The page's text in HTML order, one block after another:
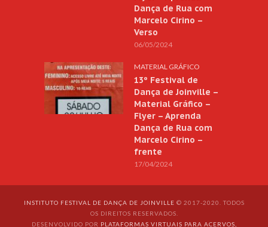
Dança de Rua com
Marcelo Cirino –
Verso
06/05/2024
MATERIAL GRÁFICO
13º Festival de
Dança de Joinville –
Material Gráfico –
Flyer – Aprenda
Dança de Rua com
Marcelo Cirino –
frente
17/04/2024
INSTITUTO FESTIVAL DE DANÇA DE JOINVILLE © 2017-2020. TODOS
OS DIREITOS RESERVADOS.
DESENVOLVIDO POR PLATAFORMAS VIRTUAIS PARA ACERVOS,